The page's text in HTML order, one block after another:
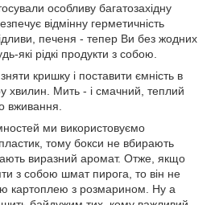
особливу багатозахідну
відмінну герметичність
печеня - тепер Ви без жодних
які рідкі продукти з собою.
кришку і поставити ємність в
хвилин. Мить - і смачний, теплий
вживання.
ми використовуємо
тому бокси не вбирають
виразний аромат. Отже, якщо
з собою шмат пирога, то він не
картоплею з розмарином. Ну а